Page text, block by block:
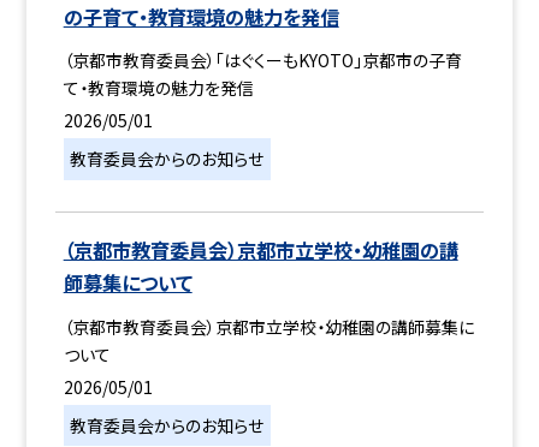
の子育て・教育環境の魅力を発信
（京都市教育委員会）「はぐくーもKYOTO」京都市の子育
て・教育環境の魅力を発信
2026/05/01
教育委員会からのお知らせ
（京都市教育委員会）京都市立学校・幼稚園の講
師募集について
（京都市教育委員会）京都市立学校・幼稚園の講師募集に
ついて
2026/05/01
教育委員会からのお知らせ